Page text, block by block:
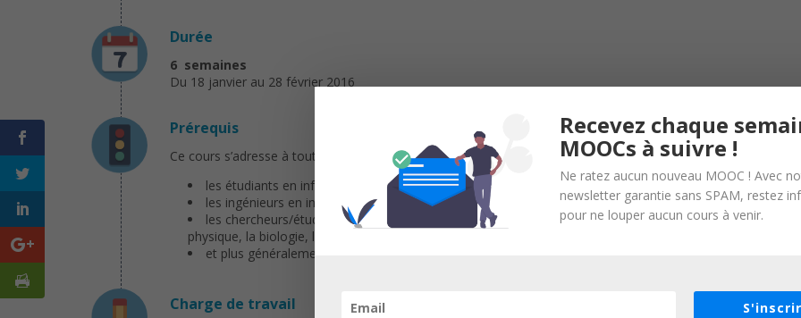
Durée
6 semaines
Du 18 janvier au 28 février 2016
Prérequis
Ce cours s’adresse à toute personne utilisant une base de données ou souhaitant comprendre comment
les étudiants en informatique : M1, première année d’école d’ingénieur ou L3 ;
les ingénieurs en informatique utilisateurs de ces systèmes ;
les chercheurs/étudiants utilisateurs confrontés au besoin de créer et d’exploiter des bases de
physique, la biologie, l’histoire, la géographie…
et plus généralement les personnes curieuses de comprendre un outil utilisé quotidiennement.
Charge de travail
Recevez chaque
MOOCs à suivre !
Ne ratez aucun nouveau MOOC ! Avec
newsletter garantie sans SPAM, restez
pour ne louper aucun cours à venir.